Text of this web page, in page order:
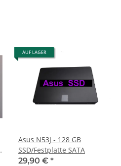
AUF LAGER
Asus N53J - 128 GB
SSD/Festplatte SATA
29,90 € *